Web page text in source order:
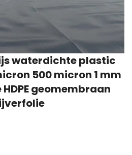
waterdichte plastic
500 micron 1 mm
geomembraan